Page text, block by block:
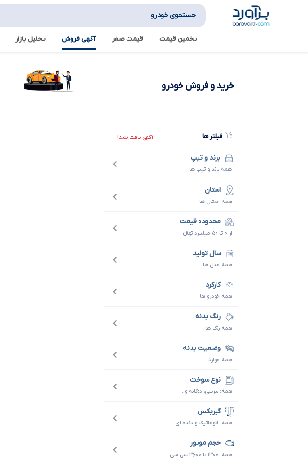
جستجوی خودرو
تخمین قیمت قیمت صفر آگهی فروش تحلیل بازار
خرید و فروش خودرو
فیلتر ها آگهی یافت نشد!
برند و تیپ
همه برند و تیپ ها
استان
همه استان ها
محدوده قیمت
از ۰ تا ۵۰ میلیارد تومانءءء
سال تولید
همه مدل ها
کارکرد
همه خودرو ها
رنگ بدنه
همه رنگ ها
وضعیت بدنه
همه موارد
نوع سوخت
همه: بنزینی، دوگانه و...
گیربکس
همه: اتوماتیک و دنده ای
حجم موتور
همه: ۱۳۰۰ تا ۳۶۰۰ سی سی